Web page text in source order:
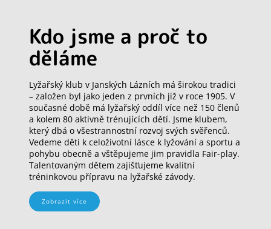
Kdo jsme a proč to
děláme
Lyžařský klub v Janských Lázních má širokou tradici
– založen byl jako jeden z prvních již v roce 1905. V
současné době má lyžařský oddíl více než 150 členů
a kolem 80 aktivně trénujících dětí. Jsme klubem,
který dbá o všestrannostní rozvoj svých svěřenců.
Vedeme děti k celoživotní lásce k lyžování a sportu a
pohybu obecně a vštěpujeme jim pravidla Fair-play.
Talentovaným dětem zajišťujeme kvalitní
tréninkovou přípravu na lyžařské závody.
Zobrazit více